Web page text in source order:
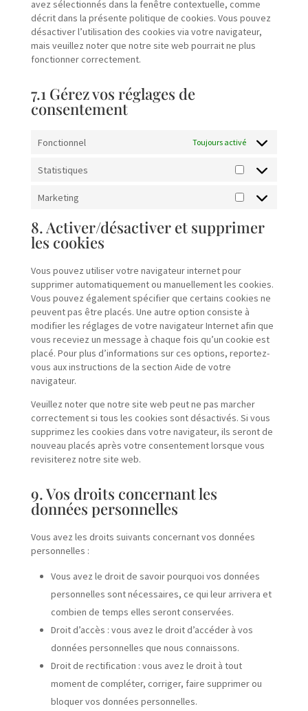
avez sélectionnés dans la fenêtre contextuelle, comme
décrit dans la présente politique de cookies. Vous pouvez
désactiver l’utilisation des cookies via votre navigateur,
mais veuillez noter que notre site web pourrait ne plus
fonctionner correctement.
7.1 Gérez vos réglages de
consentement
Fonctionnel Toujours activé
Statistiques
Statistiques
Marketing
Marketing
8. Activer/désactiver et supprimer
les cookies
Vous pouvez utiliser votre navigateur internet pour
supprimer automatiquement ou manuellement les cookies.
Vous pouvez également spécifier que certains cookies ne
peuvent pas être placés. Une autre option consiste à
modifier les réglages de votre navigateur Internet afin que
vous receviez un message à chaque fois qu’un cookie est
placé. Pour plus d’informations sur ces options, reportez-
vous aux instructions de la section Aide de votre
navigateur.
Veuillez noter que notre site web peut ne pas marcher
correctement si tous les cookies sont désactivés. Si vous
supprimez les cookies dans votre navigateur, ils seront de
nouveau placés après votre consentement lorsque vous
revisiterez notre site web.
9. Vos droits concernant les
données personnelles
Vous avez les droits suivants concernant vos données
personnelles :
Vous avez le droit de savoir pourquoi vos données
personnelles sont nécessaires, ce qui leur arrivera et
combien de temps elles seront conservées.
Droit d’accès : vous avez le droit d’accéder à vos
données personnelles que nous connaissons.
Droit de rectification : vous avez le droit à tout
moment de compléter, corriger, faire supprimer ou
bloquer vos données personnelles.